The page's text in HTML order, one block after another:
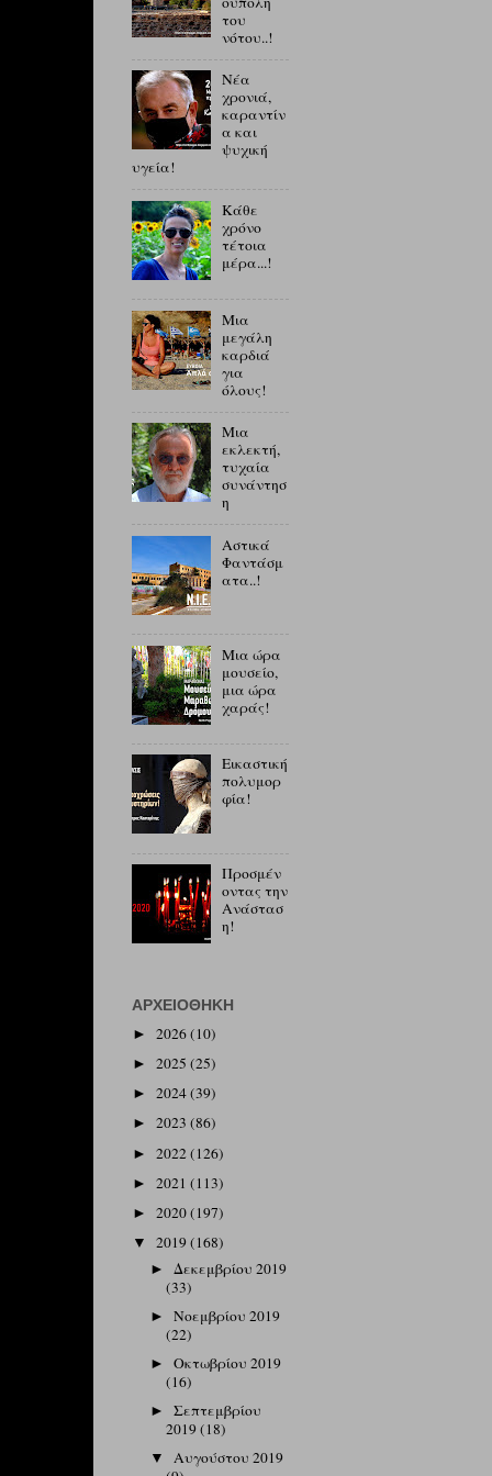
του
νότου..!
Νέα
χρονιά,
καραντίν
α και
ψυχική
υγεία!
Κάθε
χρόνο
τέτοια
μέρα...!
Μια
μεγάλη
καρδιά
για
όλους!
Μια
εκλεκτή,
τυχαία
συνάντησ
η
Αστικά
Φαντάσμ
ατα..!
Μια ώρα
μουσείο,
μια ώρα
χαράς!
Εικαστική
πολυμορ
φία!
Προσμέν
οντας την
Ανάστασ
η!
ΑΡΧΕΙΟΘΉΚΗ
► 2026(10)
► 2025 (25)
► 2024(39)
► 2023 (86)
► 2022(126)
► 2021 (113)
► 2020(197)
▼ 2019(168)
► Δεκεμβρίου 2019
(33)
►Νοεμβρίου 2019
(22)
►Οκτωβρίου 2019
(16)
►Σεπτεμβρίου
2019(18)
▼Αυγούστου 2019